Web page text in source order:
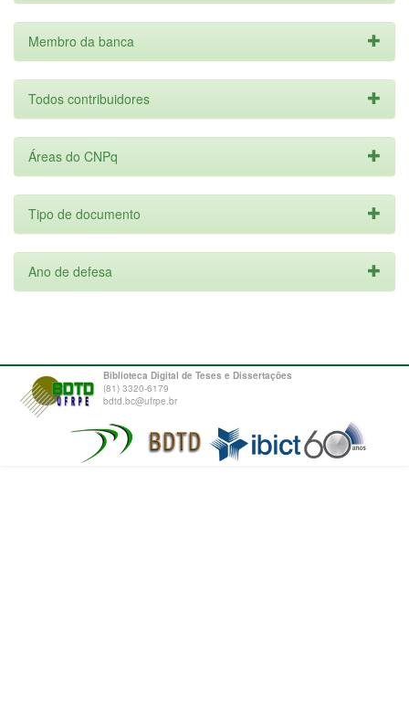
Membro da banca
Todos contribuidores
Áreas do CNPq
Tipo de documento
Ano de defesa
Biblioteca Digital de Teses e Dissertações
(81) 3320-6179
bdtd.bc@ufrpe.br